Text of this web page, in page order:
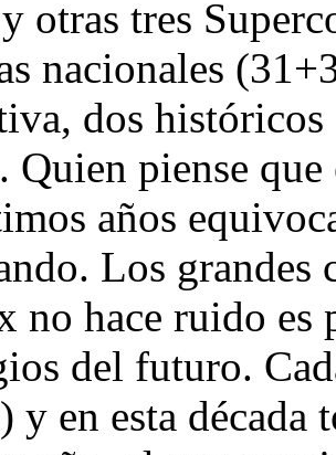
otras tres
nacionales
dos históricos
Quien piense
años
Los grandes
no hace ruido es
del futuro.
y en esta década